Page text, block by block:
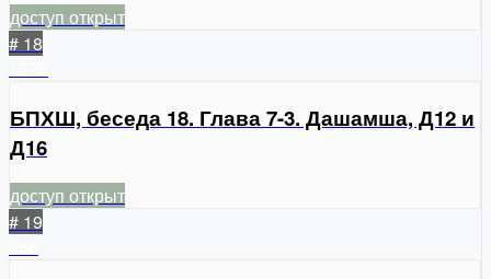
доступ открыт
# 18
БПХШ, беседа 18. Глава 7-3. Дашамша, Д12 и
Д16
доступ открыт
# 19